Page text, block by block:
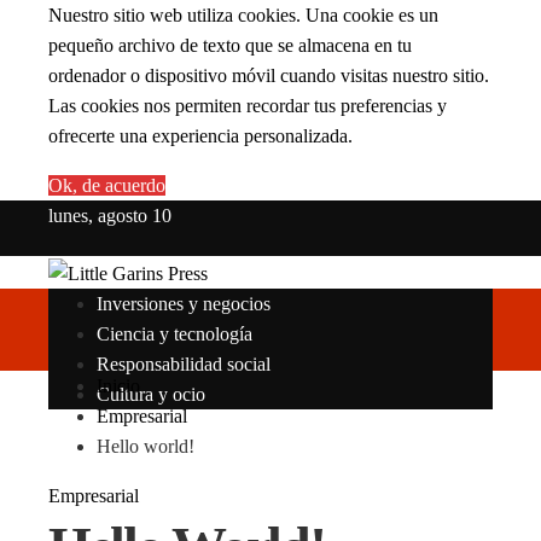
Nuestro sitio web utiliza cookies. Una cookie es un
pequeño archivo de texto que se almacena en tu
ordenador o dispositivo móvil cuando visitas nuestro sitio.
Las cookies nos permiten recordar tus preferencias y
ofrecerte una experiencia personalizada.
Ok, de acuerdo
lunes, agosto 10
Inversiones y negocios
Ciencia y tecnología
Responsabilidad social
Cultura y ocio
Inicio
Empresarial
Hello world!
Empresarial